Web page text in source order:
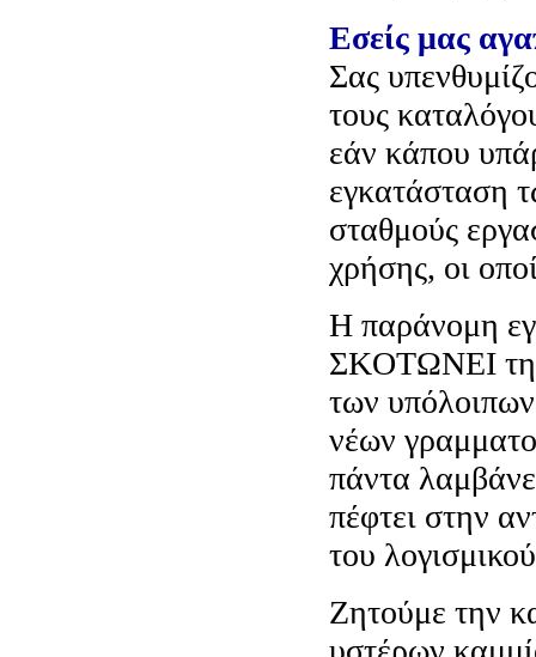
Eσείς μας
Σας
τους
εάν κάπου
εγκατάσταση
σταθμούς
χρήσης, οι
H παράνομη
ΣKOTΩNEI τη
των
νέων
πάντα
πέφτει στην
του
Zητούμε την